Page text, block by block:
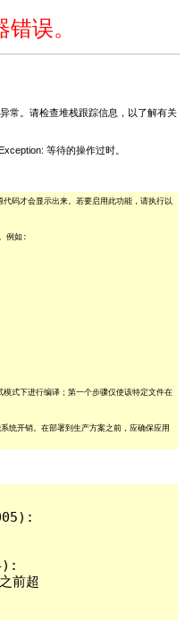
误。
常。请检查堆栈跟踪信息，以了解有关
等待的操作过时。
码才会显示出来。若要启用此功能，请执行以
例如:
式下进行编译；第一个步骤仅使该特定文件在
统开销。在部署到生产方案之前，应确保应用
前超